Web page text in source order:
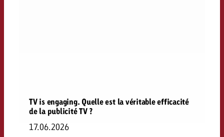
TV is engaging. Quelle est la véritable efficacité
de la publicité TV ?
17.06.2026